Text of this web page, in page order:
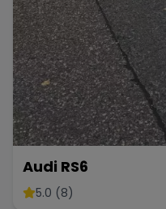
Audi RS6
5.0 (8)